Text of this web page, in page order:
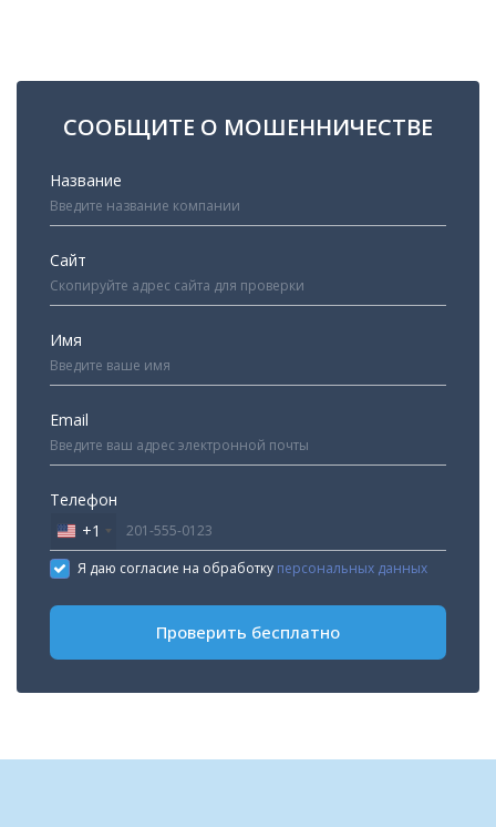
СООБЩИТЕ О МОШЕННИЧЕСТВЕ
Название
Сайт
Имя
Email
Телефон
United
States
+1
+1
Я даю согласие на обработку персональных данных
Проверить бесплатно